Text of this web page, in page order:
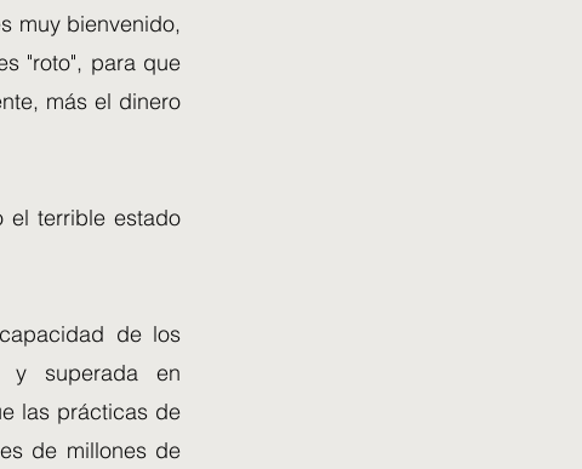
muy bienvenido,
"roto", para que
más el dinero
el terrible estado
de los
y superada en
las prácticas de
de millones de